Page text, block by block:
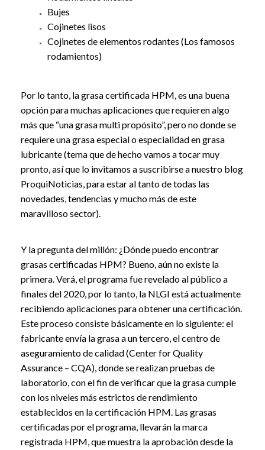
Bujes
Cojinetes lisos
Cojinetes de elementos rodantes (Los famosos
rodamientos)
Por lo tanto, la grasa certificada HPM, es una buena
opción para muchas aplicaciones que requieren algo
más que “una grasa multi propósito”, pero no donde se
requiere una grasa especial o especialidad en grasa
lubricante (tema que de hecho vamos a tocar muy
pronto, así que lo invitamos a suscribirse a nuestro blog
ProquiNoticias, para estar al tanto de todas las
novedades, tendencias y mucho más de este
maravilloso sector).
Y la pregunta del millón: ¿Dónde puedo encontrar
grasas certificadas HPM? Bueno, aún no existe la
primera. Verá, el programa fue revelado al público a
finales del 2020, por lo tanto, la NLGI está actualmente
recibiendo aplicaciones para obtener una certificación.
Este proceso consiste básicamente en lo siguiente: el
fabricante envía la grasa a un tercero, el centro de
aseguramiento de calidad (Center for Quality
Assurance – CQA), donde se realizan pruebas de
laboratorio, con el fin de verificar que la grasa cumple
con los niveles más estrictos de rendimiento
establecidos en la certificación HPM. Las grasas
certificadas por el programa, llevarán la marca
registrada HPM, que muestra la aprobación desde la